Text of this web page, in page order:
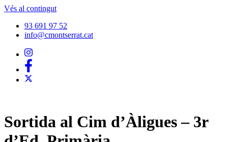
Vés al contingut
93 691 97 52
info@cmontserrat.cat
Sortida al Cim d’Àligues – 3r